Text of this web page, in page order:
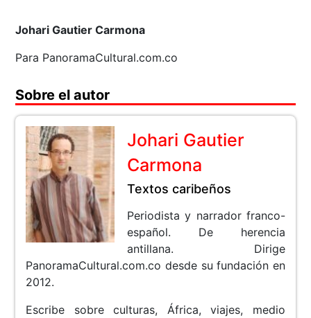
Johari Gautier Carmona
Para PanoramaCultural.com.co
Sobre el autor
Johari Gautier
Carmona
Textos caribeños
Periodista y narrador franco-
español. De herencia
antillana. Dirige
PanoramaCultural.com.co desde su fundación en
2012.
Escribe sobre culturas, África, viajes, medio